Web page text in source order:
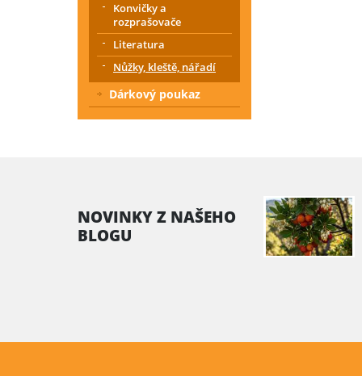
Konvičky a
rozprašovače
Literatura
Nůžky, kleště, nářadí
Dárkový poukaz
NOVINKY Z NAŠEHO
BLOGU